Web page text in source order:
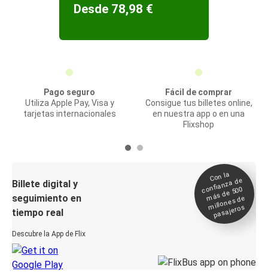
Desde 78,98 €
Pago seguro
Utiliza Apple Pay, Visa y
tarjetas internacionales
Fácil de comprar
Consigue tus billetes online,
en nuestra app o en una
Flixshop
Billete digital y
seguimiento en
tiempo real
Descubre la App de Flix
Con la
confianza de
más de 500
millones de
pasajeros